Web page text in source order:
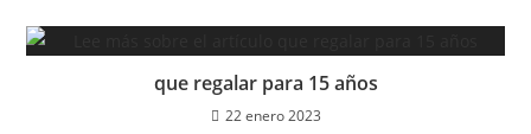
que regalar para 15 años
22 enero 2023